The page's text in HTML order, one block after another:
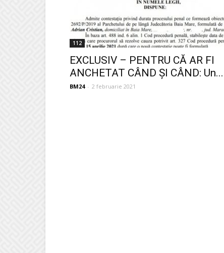
112
EXCLUSIV – PENTRU CĂ AR FI
ANCHETAT CÂND ȘI CÂND: Un...
BM24 - 2 februarie 2021